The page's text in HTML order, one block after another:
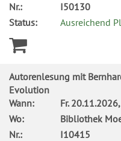
Nr.:
I50130
Status:
Ausreichend
Autorenlesung mit
Evolution
Wann:
Fr.
Wo:
Bibliothek
Nr.:
I10415